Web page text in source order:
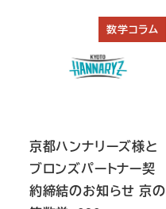
数学コラム
京都ハンナリーズ様と
ブロンズパートナー契
約締結のお知らせ 京の